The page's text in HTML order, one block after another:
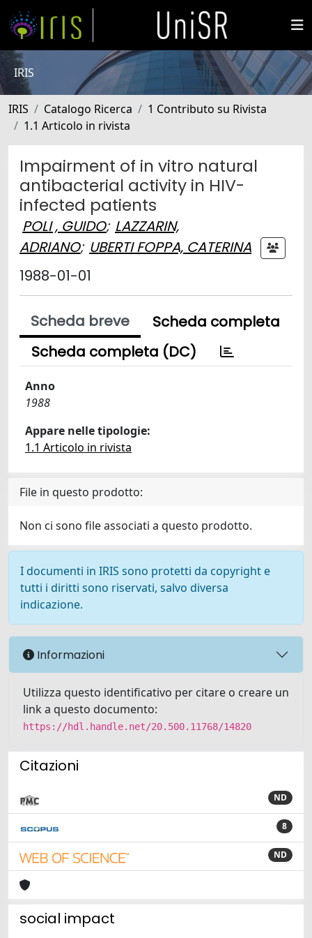
IRIS
IRIS Catalogo Ricerca
1 Contributo su Rivista
1.1 Articolo in rivista
Impairment of in vitro natural
antibacterial activity in HIV-
infected patients
POLI , GUIDO; LAZZARIN,
ADRIANO; UBERTI FOPPA, CATERINA
1988-01-01
Scheda breve
Scheda completa
Scheda completa (DC)
Anno
1988
Appare nelle tipologie:
1.1 Articolo in rivista
File in questo prodotto:
Non ci sono file associati a questo prodotto.
I documenti in IRIS sono protetti da copyright e
tutti i diritti sono riservati, salvo diversa
indicazione.
Informazioni
Utilizza questo identificativo per citare o creare un
link a questo documento:
https://hdl.handle.net/20.500.11768/14820
Citazioni
ND
8
ND
social impact